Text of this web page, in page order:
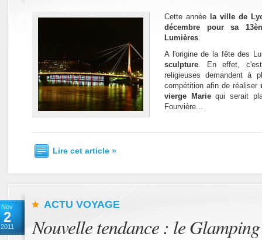
Cette année
la ville de
décembre pour sa
Lumières.
A l'origine de la fête des
sculpture. En effet,
religieuses demandent à
compétition afin de réaliser
vierge Mariequi serait
Fourvière...
Lire cet article »
Nov
2
2011
ACTU VOYAGE
Nouvelle tendance : le Glamping